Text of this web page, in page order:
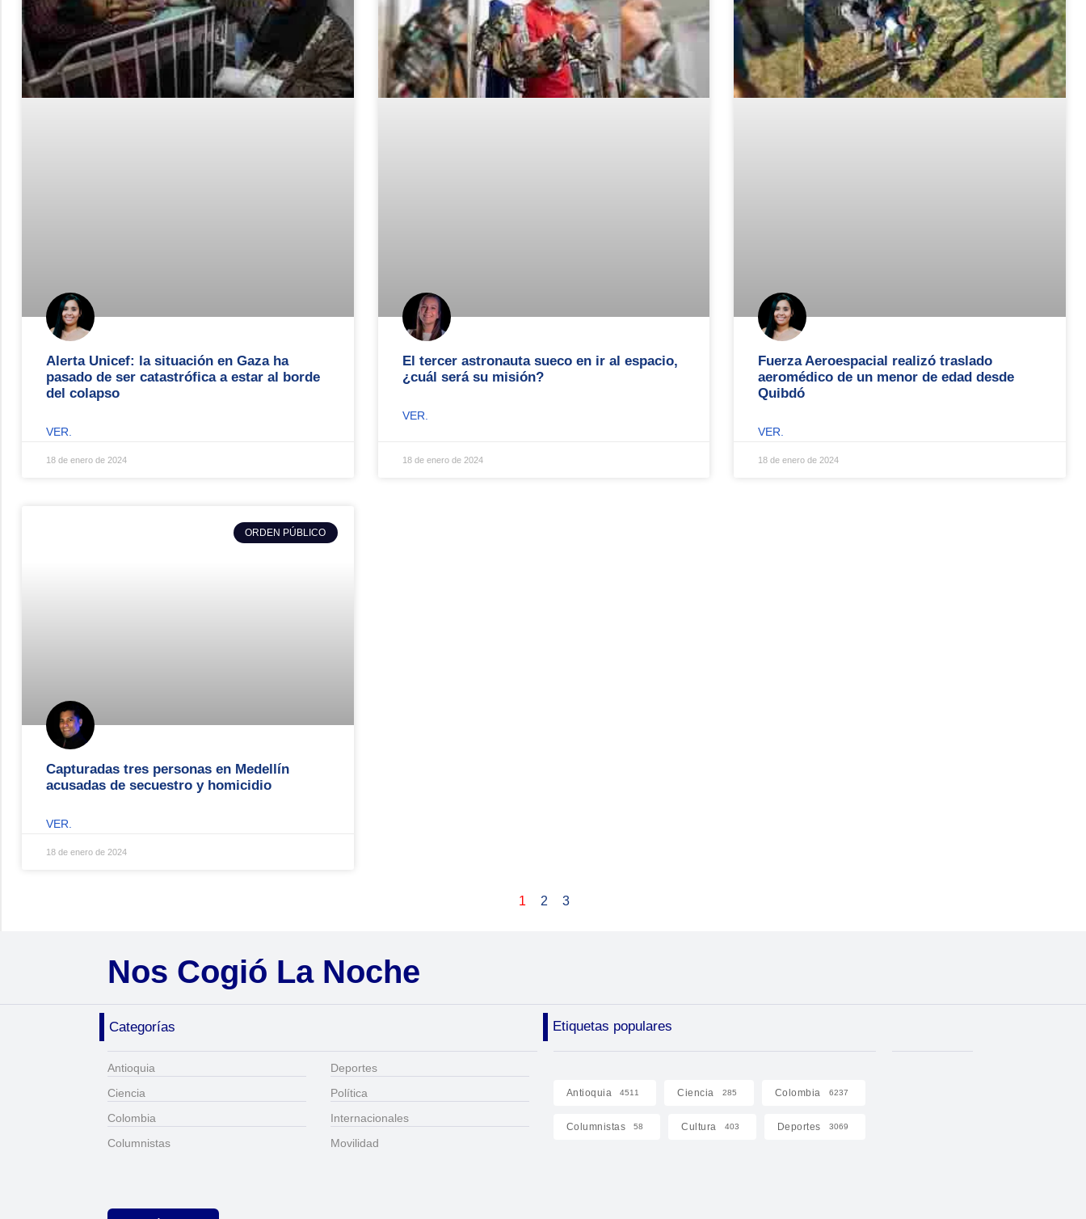
Alerta Unicef: la situación en Gaza ha
pasado de ser catastrófica a estar al borde
del colapso
VER.
18 de enero de 2024
El tercer astronauta sueco en ir al espacio,
¿cuál será su misión?
VER.
18 de enero de 2024
Fuerza Aeroespacial realizó traslado
aeromédico de un menor de edad desde
Quibdó
VER.
18 de enero de 2024
ORDEN PÚBLICO
Capturadas tres personas en Medellín
acusadas de secuestro y homicidio
VER.
18 de enero de 2024
1 2 3
Nos Cogió La Noche
Categorías Etiquetas populares
Antioquia
Ciencia
Colombia
Columnistas
Deportes
Política
Internacionales
Movilidad
Antioquia 4511 Ciencia 285 Colombia 6237
Columnistas 58 Cultura 403 Deportes 3069